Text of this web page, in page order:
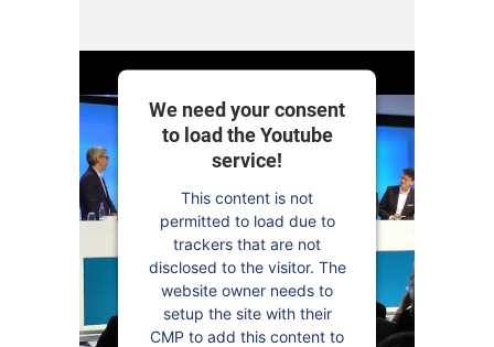
We need your consent
to load the Youtube
service!
This content is not
permitted to load due to
trackers that are not
disclosed to the visitor. The
website owner needs to
setup the site with their
CMP to add this content to